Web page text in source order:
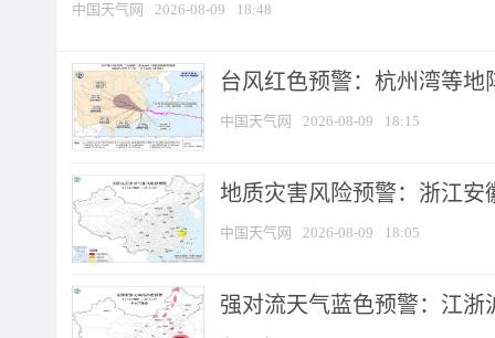
中国天气网 2026-08-09 18:48
台风红色预警：杭州湾等地
中国天气网 2026-08-09 18:15
地质灾害风险预警：浙江安
中国天气网 2026-08-09 18:05
强对流天气蓝色预警：江浙